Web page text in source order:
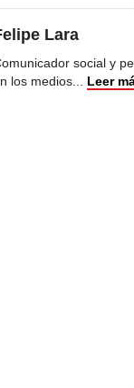
Lara
social y
los medios... Leer